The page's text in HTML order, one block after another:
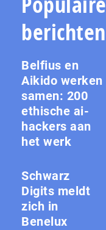
berichten
Belfius en
Aikido werken
samen: 200
ethische ai-
hackers aan
het werk
Schwarz
Digits meldt
zich in
Benelux